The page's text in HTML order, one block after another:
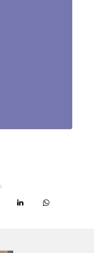
stránku pro budoucí